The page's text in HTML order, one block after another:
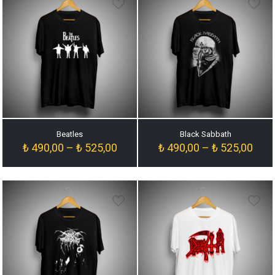
Beatles
₺490,00 – ₺525,00Fiyat
₺ 490,00
-
Black Sabbath
₺490,00 – ₺525,00Fiyat
₺
-